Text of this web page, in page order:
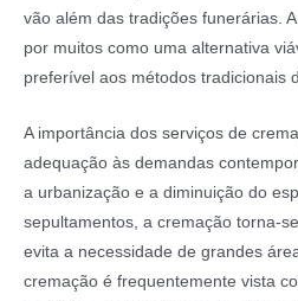
vão além das tradições funerárias.
por muitos como uma alternativa
preferível aos métodos tradicionais
A importância dos serviços de
adequação às demandas
a urbanização e a diminuição do
sepultamentos, a cremação torna-
evita a necessidade de grandes
cremação é frequentemente vista